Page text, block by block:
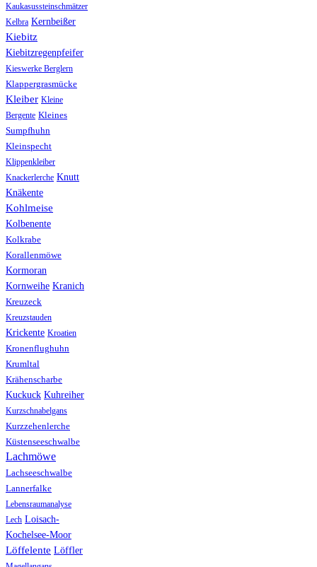
Kaukasussteinschmätzer
Kelbra Kernbeißer
Kiebitz
Kiebitzregenpfeifer
Kieswerke Berglern
Klappergrasmücke
Kleiber Kleine
Bergente Kleines
Sumpfhuhn
Kleinspecht
Klippenkleiber
Knackerlerche Knutt
Knäkente
Kohlmeise
Kolbenente
Kolkrabe
Korallenmöwe
Kormoran
Kornweihe Kranich
Kreuzeck
Kreuzstauden
Krickente Kroatien
Kronenflughuhn
Krumltal
Krähenscharbe
Kuckuck Kuhreiher
Kurzschnabelgans
Kurzzehenlerche
Küstenseeschwalbe
Lachmöwe
Lachseeschwalbe
Lannerfalke
Lebensraumanalyse
Lech Loisach-
Kochelsee-Moor
Löffelente Löffler